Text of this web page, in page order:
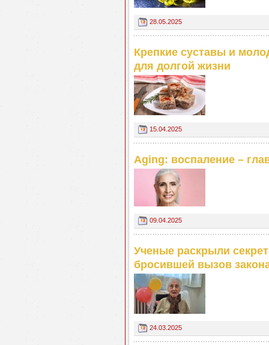
28.05.2025
Крепкие суставы и
для долгой жизни
15.04.2025
Aging: воспаление –
09.04.2025
Ученые раскрыли
бросившей вызов
24.03.2025